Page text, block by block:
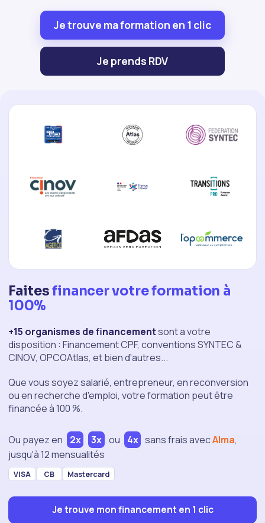
Je trouve ma formation en 1 clic
Je prends RDV
Faitesfinancer votre formation à
100%
+15 organismes de financementsont a votre
disposition : Financement CPF, conventions SYNTEC &
CINOV, OPCOAtlas, et bien d'autres...
Que vous soyez salarié, entrepreneur, en reconversion
ou en recherche d'emploi, votre formation peut être
financée à 100 %.
Ou payez en 2x 3x ou 4x sans fraisavecAlma,
jusqu'à 12 mensualités
VISA CB Mastercard
Je trouve mon financement en 1 clic